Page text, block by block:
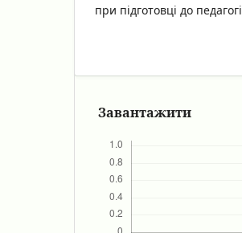
при підготовці до
Завантажити